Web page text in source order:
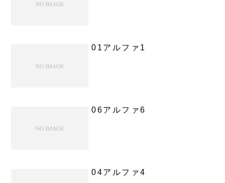
01アルファ1
06アルファ6
04アルファ4